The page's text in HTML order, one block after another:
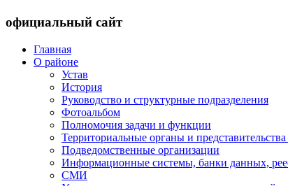
официальный сайт
Главная
О районе
Устав
История
Руководство и структурные подразделения
Фотоальбом
Полномочия задачи и функции
Территориальные органы и
Подведомственные организации
Информационные системы, банки данных,
СМИ